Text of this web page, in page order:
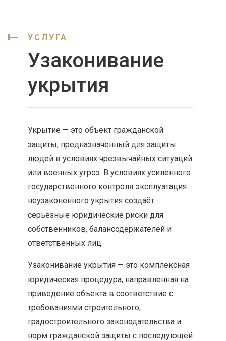
УСЛУГА
Узаконивание
укрытия
Укрытие — это объект гражданской
защиты, предназначенный для защиты
людей в условиях чрезвычайных ситуаций
или военных угроз. В условиях усиленного
государственного контроля эксплуатация
неузаконенного укрытия создаёт
серьёзные юридические риски для
собственников, балансодержателей и
ответственных лиц.
Узаконивание укрытия — это комплексная
юридическая процедура, направленная на
приведение объекта в соответствие с
требованиями строительного,
градостроительного законодательства и
норм гражданской защиты с последующей